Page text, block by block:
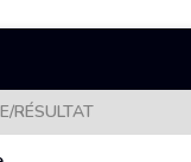
RÉSULTAT